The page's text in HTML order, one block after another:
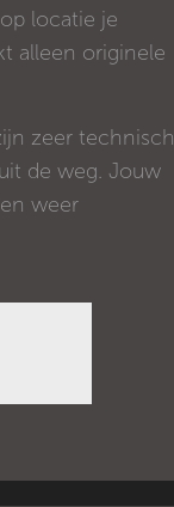
locatie je
alleen originele
zeer technisch
de weg. Jouw
weer